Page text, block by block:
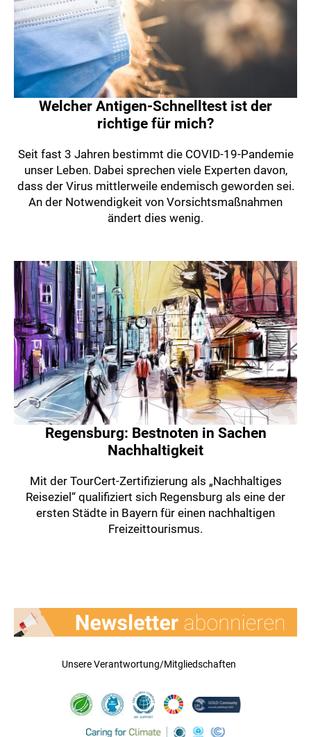
Welcher Antigen-Schnelltest ist der
richtige für mich?
Seit fast 3 Jahren bestimmt die COVID-19-Pandemie
unser Leben. Dabei sprechen viele Experten davon,
dass der Virus mittlerweile endemisch geworden sei.
An der Notwendigkeit von Vorsichtsmaßnahmen
ändert dies wenig.
Regensburg: Bestnoten in Sachen
Nachhaltigkeit
Mit der TourCert-Zertifizierung als „Nachhaltiges
Reiseziel“ qualifiziert sich Regensburg als eine der
ersten Städte in Bayern für einen nachhaltigen
Freizeittourismus.
Unsere Verantwortung/Mitgliedschaften